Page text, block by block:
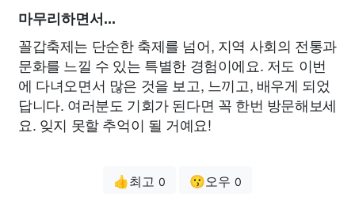
마무리하면서...
꼴갑축제는 단순한 축제를 넘어, 지역 사회의 전통과
문화를 느낄 수 있는 특별한 경험이에요. 저도 이번
에 다녀오면서 많은 것을 보고, 느끼고, 배우게 되었
답니다. 여러분도 기회가 된다면 꼭 한번 방문해보세
요. 잊지 못할 추억이 될 거예요!
👍최고 0 😗오우 0